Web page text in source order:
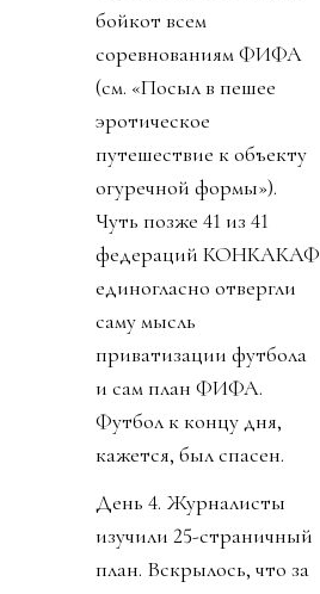
бойкот всем
соревнованиям ФИФА
(см. «Посыл в пешее
эротическое
путешествие к объекту
огуречной формы»).
Чуть позже 41 из 41
федераций КОНКАКАФ
единогласно отвергли
саму мысль
приватизации футбола
и сам план ФИФА.
Футбол к концу дня,
кажется, был спасен.
День 4. Журналисты
изучили 25-страничный
план. Вскрылось, что за